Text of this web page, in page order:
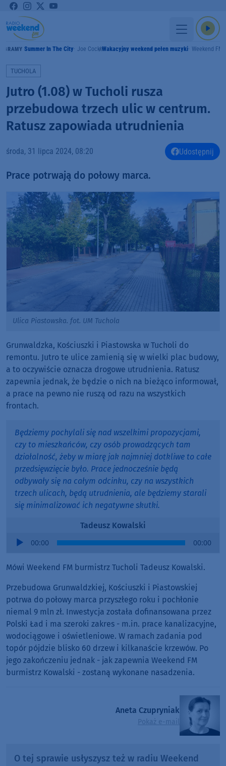
GRAMY Summer In The City Joe CockerWakacyjny weekend pełen muzyki Weekend FM
TUCHOLA
Jutro (1.08) w Tucholi rusza
przebudowa trzech ulic w centrum.
Ratusz zapowiada utrudnienia
środa, 31 lipca 2024, 08:20 Udostępnij
Prace potrwają do połowy marca.
Ulica Piastowska. fot. UM Tuchola
Grunwaldzka, Kościuszki i Piastowska w Tucholi do
remontu. Jutro te ulice zamienią się w wielki plac budowy,
a to oczywiście oznacza drogowe utrudnienia. Ratusz
zapewnia jednak, że będzie o nich na bieżąco informował,
a prace na pewno nie ruszą od razu na wszystkich
frontach.
Będziemy pochylali się nad wszelkimi propozycjami,
czy to mieszkańców, czy osób prowadzących tam
działalność, żeby w miarę jak najmniej dotkliwe to całe
przedsięwzięcie było. Prace jednocześnie będą
odbywały się na całym odcinku, czy na wszystkich
trzech ulicach, będą utrudnienia, ale będziemy starali
się minimalizować ich negatywne skutki.
Tadeusz Kowalski
Audio
00:00 00:00
Mówi Weekend FM burmistrz Tucholi Tadeusz Kowalski.
Przebudowa Grunwaldzkiej, Kościuszki i Piastowskiej
potrwa do połowy marca przyszłego roku i pochłonie
niemal 9 mln zł. Inwestycja została dofinansowana przez
Polski Ład i ma szeroki zakres - m.in. prace kanalizacyjne,
wodociągowe i oświetleniowe. W ramach zadania pod
topór pójdzie blisko 60 drzew i kilkanaście krzewów. Po
jego zakończeniu jednak - jak zapewnia Weekend FM
burmistrz Kowalski - zostaną wykonane nasadzenia.
Aneta Czupryniak
Pokaż e-mail
O tej sprawie usłyszysz też w radiu Weekend